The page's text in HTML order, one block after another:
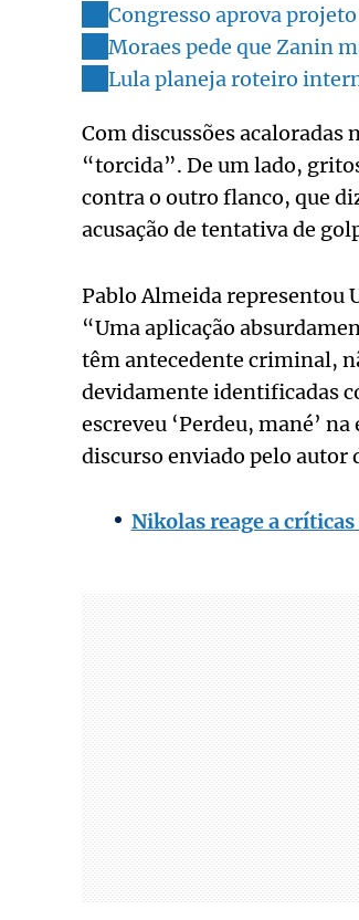
Congresso aprova
Moraes pede que Zanin
Lula planeja roteiro
Com discussões
“torcida”. De um lado,
contra o outro flanco, que
acusação de tentativa de
Pablo Almeida representou
“Uma aplicação
têm antecedente criminal,
devidamente identificadas
escreveu ‘Perdeu, mané’
discurso enviado pelo autor
Nikolas reage a